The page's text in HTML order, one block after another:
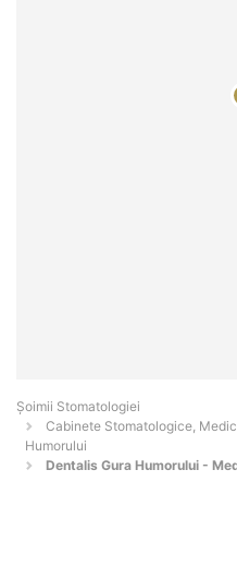
Șoimii Stomatologiei
Cabinete Stomatologice,
Humorului
Dentalis Gura Humorului -